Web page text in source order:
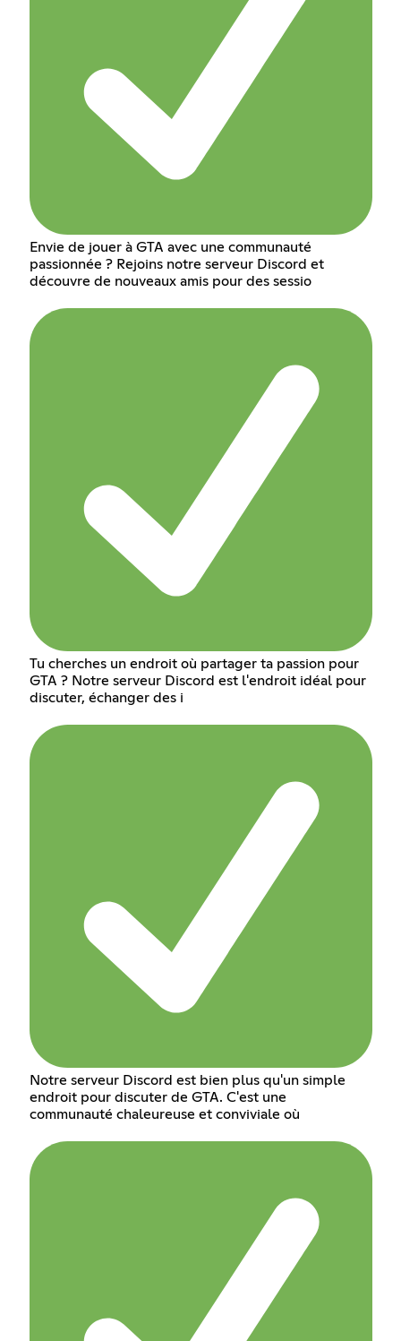
Envie de jouer à GTA avec une communauté
passionnée ? Rejoins notre serveur Discord et
découvre de nouveaux amis pour des sessio
Tu cherches un endroit où partager ta passion pour
GTA ? Notre serveur Discord est l'endroit idéal pour
discuter, échanger des i
Notre serveur Discord est bien plus qu'un simple
endroit pour discuter de GTA. C'est une
communauté chaleureuse et conviviale où